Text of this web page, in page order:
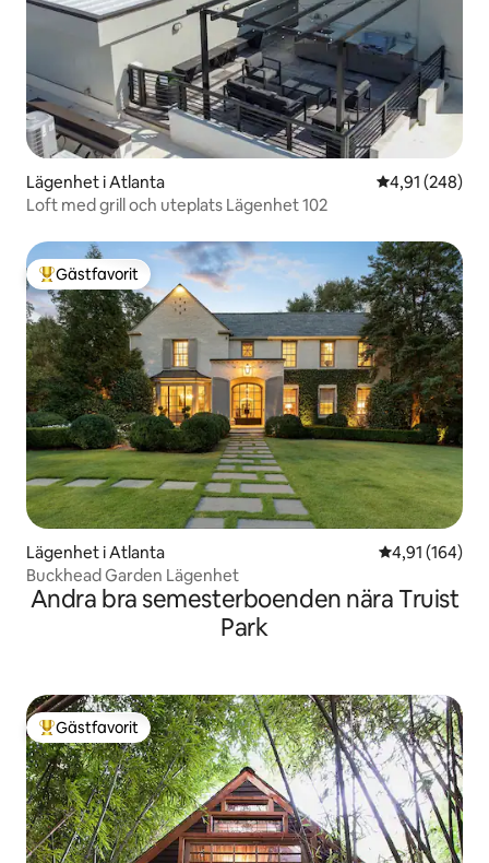
Lägenhet i Atlanta 4,91 av 5 i
4,91 (248)
Loft med grill och uteplats Lägenhet 102
Populär gästfavorit
Gästfavorit
Lägenhet i Atlanta 4,91 av 5 i
4,91 (164)
Buckhead Garden Lägenhet
Andra bra semesterboenden nära Truist
Park
Populär gästfavorit
Gästfavorit